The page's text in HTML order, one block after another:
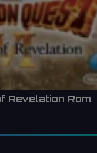
Revelation Rom